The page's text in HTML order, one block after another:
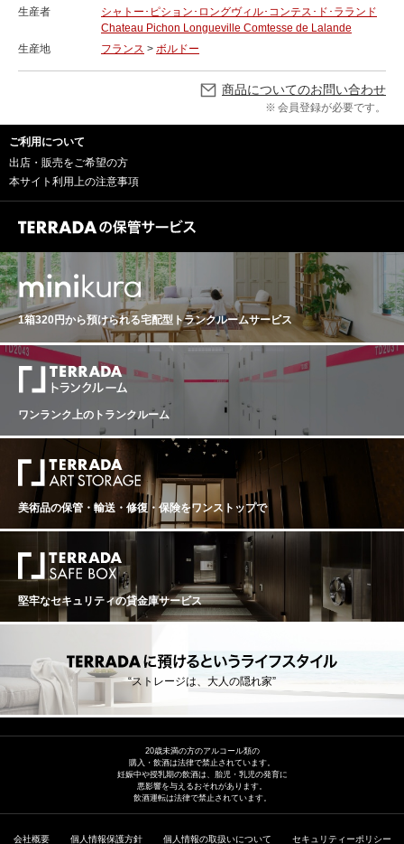
生産者
シャトー･ピション･ロングヴィル･コンテス･ド･ラランド
Chateau Pichon Longueville Comtesse de Lalande
生産地
フランス > ボルドー
商品についてのお問い合わせ
会員登録が必要です。
ご利用について
出店・販売をご希望の方
本サイト利用上の注意事項
1箱320円から預けられる宅配型トランクルームサービス
ワンランク上のトランクルーム
美術品の保管・輸送・修復・保険をワンストップで
堅牢なセキュリティの貸金庫サービス
“ストレージは、大人の隠れ家”
20歳未満の方のアルコール類の
購入・飲酒は法律で禁止されています。
妊娠中や授乳期の飲酒は、胎児・乳児の発育に
悪影響を与えるおそれがあります。
飲酒運転は法律で禁止されています。
会社概要 個人情報保護方針 個人情報の取扱いについて セキュリティーポリシー